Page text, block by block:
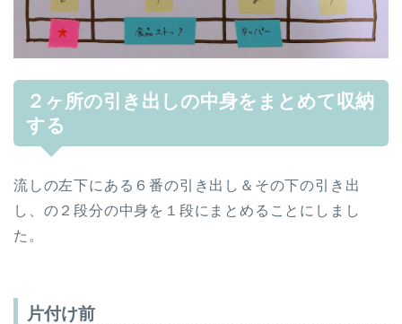
２ヶ所の引き出しの中身をまとめて収納
する
流しの左下にある６番の引き出し＆その下の引き出
し、の２段分の中身を１段にまとめることにしまし
た。
片付け前